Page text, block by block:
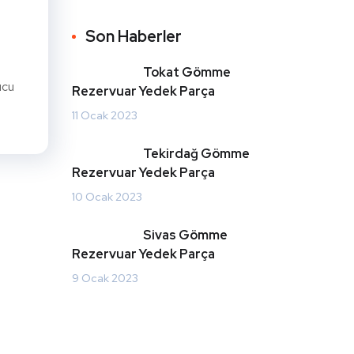
Son Haberler
Tokat Gömme
Rezervuar Yedek Parça
11 Ocak 2023
Tekirdağ Gömme
Rezervuar Yedek Parça
10 Ocak 2023
Sivas Gömme
Rezervuar Yedek Parça
9 Ocak 2023